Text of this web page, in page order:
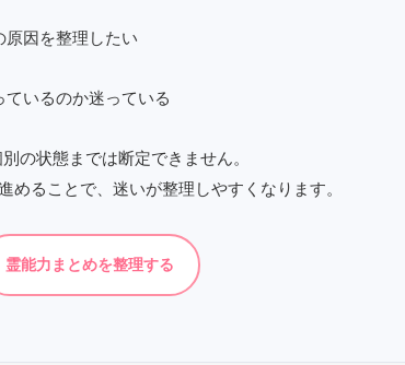
原因を整理したい
ているのか迷っている
の状態までは断定できません。
ることで、迷いが整理しやすくなります。
霊能力まとめを整理する